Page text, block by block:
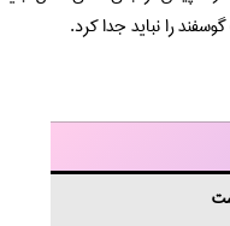
را نباید جدا کرد.